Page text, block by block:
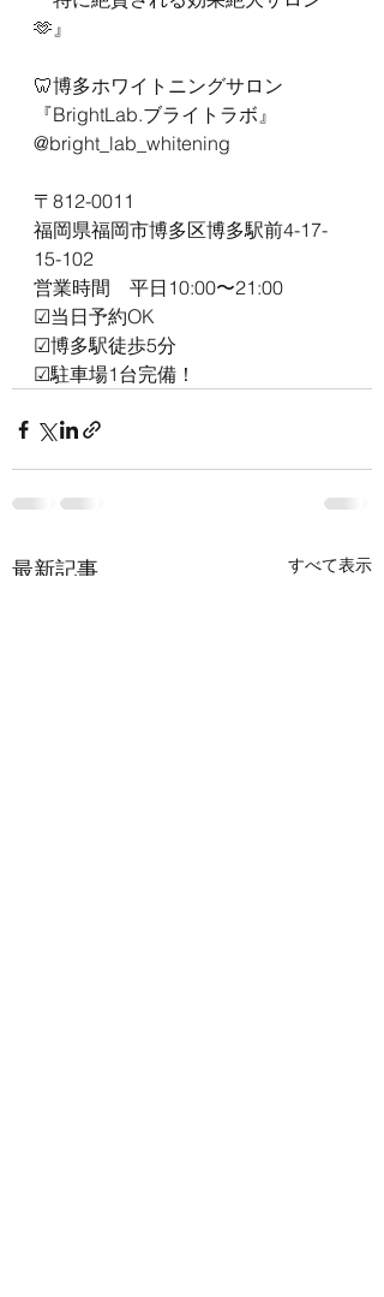
🫶』
🦷博多ホワイトニングサロン
『BrightLab.ブライトラボ』
@bright_lab_whitening
〒812-0011
福岡県福岡市博多区博多駅前4-17-
15-102
営業時間　平日10:00〜21:00
☑︎当日予約OK
☑︎博多駅徒歩5分
☑︎駐車場1台完備！
最新記事 すべて表示